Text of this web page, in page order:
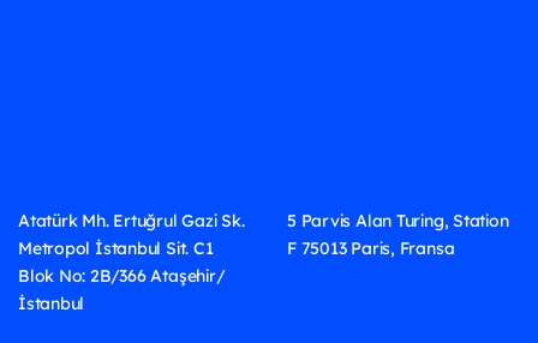
Atatürk Mh. Ertuğrul Gazi Sk.
Metropol İstanbul Sit. C1
Blok No: 2B/366 Ataşehir/
İstanbul
5 Parvis Alan Turing, Station
F 75013 Paris, Fransa